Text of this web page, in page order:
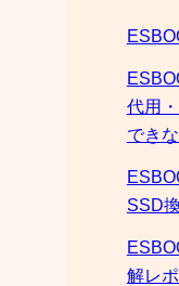
代用
でき
SSD
解レ